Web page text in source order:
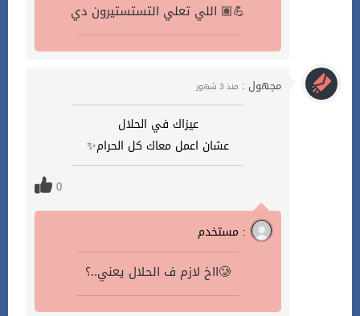
اللي تعلي التستستيرون دي 💪🏽
مجهول : منذ 3 شهور
عيزاك في الحلال
عشان اعمل معاك كل الحرام✨
0
مستخدم :
ااخ لازم ف الحلال يعني..؟🥲